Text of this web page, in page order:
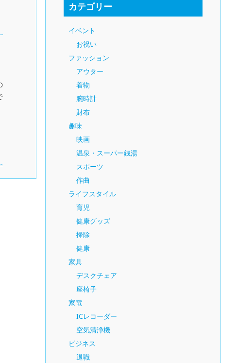
カテゴリー
イベント
お祝い
ファッション
アウター
着物
腕時計
財布
趣味
映画
温泉・スーパー銭湯
スポーツ
作曲
ライフスタイル
育児
健康グッズ
掃除
健康
家具
デスクチェア
座椅子
家電
ICレコーダー
空気清浄機
ビジネス
退職